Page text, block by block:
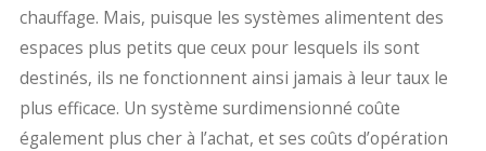
chauffage. Mais, puisque les systèmes alimentent des
espaces plus petits que ceux pour lesquels ils sont
destinés, ils ne fonctionnent ainsi jamais à leur taux le
plus efficace. Un système surdimensionné coûte
également plus cher à l’achat, et ses coûts d’opération